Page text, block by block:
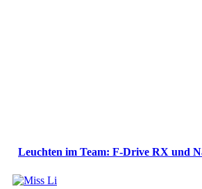
Leuchten im Team: F-Drive RX und